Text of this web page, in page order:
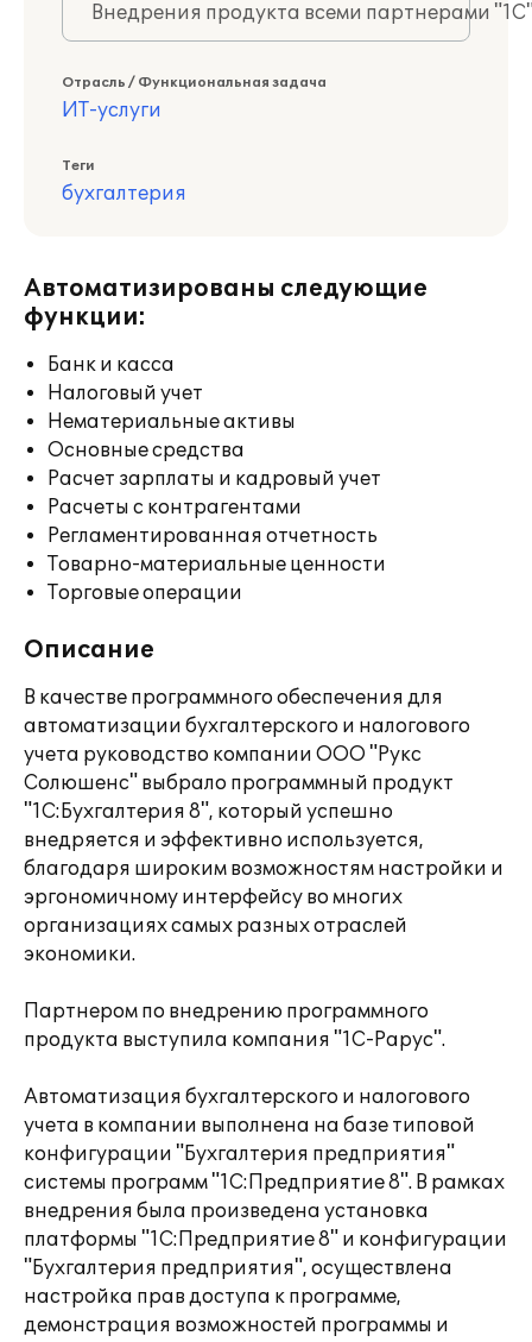
Внедрения продукта всеми партнерами
Отрасль / Функциональная задача
ИТ-услуги
Теги
бухгалтерия
Автоматизированы следующие
функции:
Банк и касса
Налоговый учет
Нематериальные активы
Основные средства
Расчет зарплаты и кадровый учет
Расчеты с контрагентами
Регламентированная отчетность
Товарно-материальные ценности
Торговые операции
Описание
В качестве программного обеспечения для
автоматизации бухгалтерского и налогового
учета руководство компании ООО "Рукс
Солюшенс" выбрало программный продукт
"1С:Бухгалтерия 8", который успешно
внедряется и эффективно используется,
благодаря широким возможностям настройки и
эргономичному интерфейсу во многих
организациях самых разных отраслей
экономики.
Партнером по внедрению программного
продукта выступила компания "1С-Рарус".
Автоматизация бухгалтерского и налогового
учета в компании выполнена на базе типовой
конфигурации "Бухгалтерия предприятия"
системы программ "1С:Предприятие 8". В рамках
внедрения была произведена установка
платформы "1С:Предприятие 8" и конфигурации
"Бухгалтерия предприятия", осуществлена
настройка прав доступа к программе,
демонстрация возможностей программы и